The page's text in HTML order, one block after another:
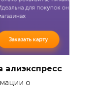
алиэкспресс
о